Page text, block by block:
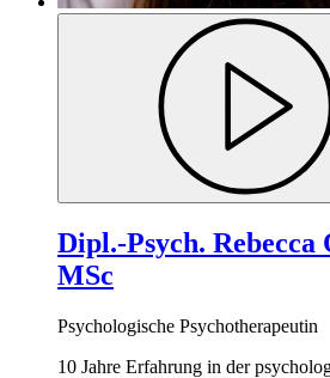
Dipl.-Psych. Rebecca
MSc
Psychologische Psychotherapeutin
10 Jahre Erfahrung in der